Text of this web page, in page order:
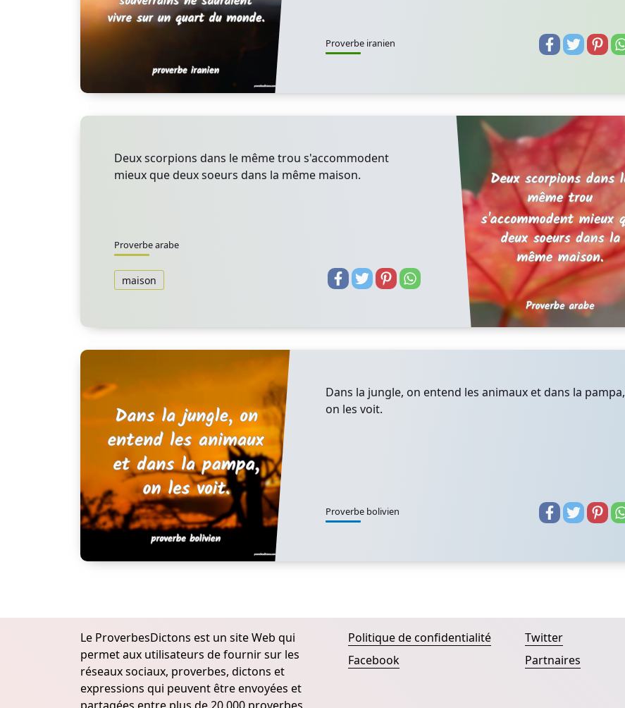
Proverbe iranien
Deux scorpions dans le même trou s'accommodent
mieux que deux soeurs dans la même maison.
Proverbe arabe
maison
Dans la jungle, on entend les animaux et dans la pampa,
on les voit.
Proverbe bolivien
Le ProverbesDictons est un site Web qui
permet aux utilisateurs de fournir sur les
réseaux sociaux, proverbes, dictons et
expressions qui peuvent être envoyées et
Politique de confidentialité
Facebook
Twitter
Partnaires